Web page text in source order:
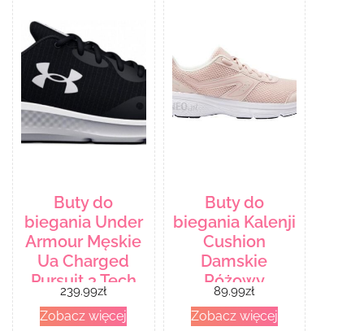
Buty do
biegania Under
Armour Męskie
Ua Charged
Pursuit 3 Tech
302542400185
Czarny
239.99zł
Zobacz więcej
Buty do
biegania Kalenji
Cushion
Damskie
Różowy
89.99zł
Zobacz więcej